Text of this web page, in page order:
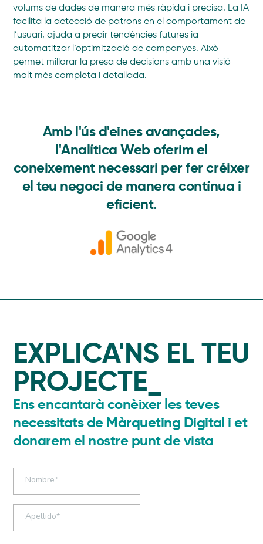
volums de dades de manera més ràpida i precisa. La IA
facilita la detecció de patrons en el comportament de
l’usuari, ajuda a predir tendències futures ia
automatitzar l’optimització de campanyes. Això
permet millorar la presa de decisions amb una visió
molt més completa i detallada.
Amb l'ús d'eines avançades,
l'Analítica Web oferim el
coneixement necessari per fer créixer
el teu negoci de manera contínua i
eficient.
EXPLICA'NS EL TEU
PROJECTE_
Ens encantarà conèixer les teves
necessitats de Màrqueting Digital i et
donarem el nostre punt de vista